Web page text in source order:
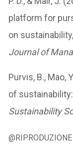
platform for
on
Journal of
Purvis, B., Mao,
of
Sustainability